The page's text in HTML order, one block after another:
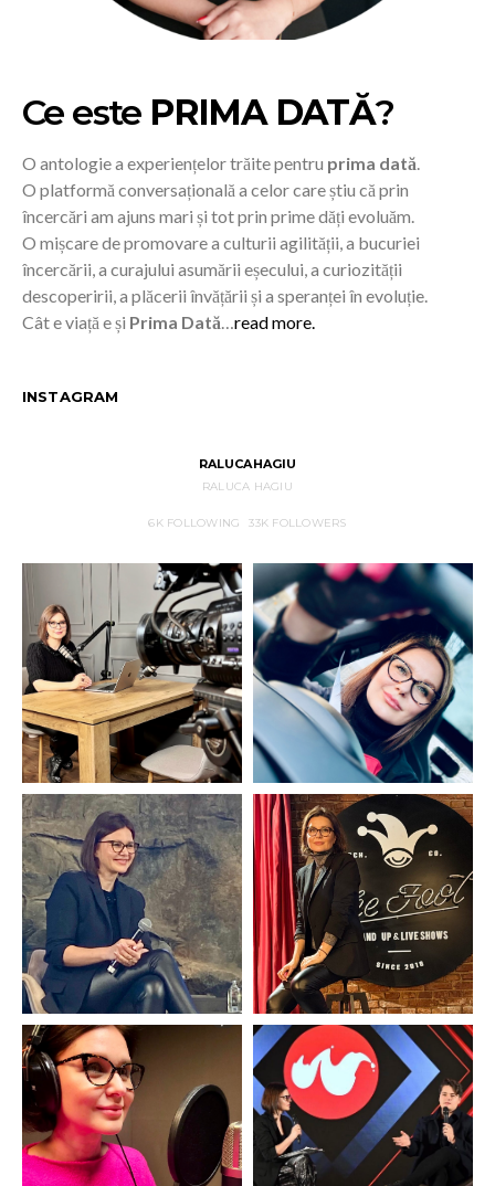
Ce este PRIMA DATĂ?
O antologie a experiențelor trăite pentru prima dată.
O platformă conversațională a celor care știu că prin
încercări am ajuns mari și tot prin prime dăți evoluăm.
O mișcare de promovare a culturii agilității, a bucuriei
încercării, a curajului asumării eșecului, a curiozității
descoperirii, a plăcerii învățării și a speranței în evoluție.
Cât e viață e și Prima Dată…read more.
INSTAGRAM
RALUCAHAGIU
RALUCA HAGIU
6KFOLLOWING 33K FOLLOWERS